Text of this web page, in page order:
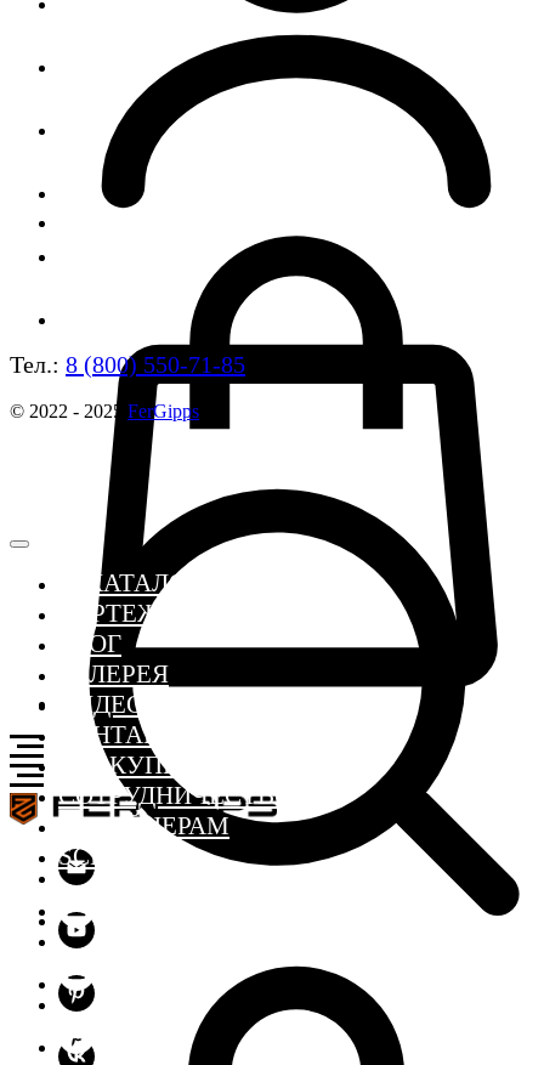
Тел.: 8 (800) 550-71-85
© 2022 - 2025 FerGipps
≣ КАТАЛОГ
ЧЕРТЕЖИ
БЛОГ
ГАЛЕРЕЯ
ВИДЕО
КОНТАКТЫ
ГДЕ КУПИТЬ
СОТРУДНИЧЕСТВО
ДИЗАЙНЕРАМ
SCHOOL